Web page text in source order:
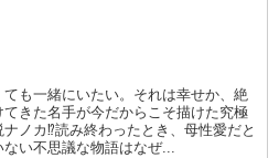
も一緒にいたい。それは幸せか、絶
きた名手が今だからこそ描けた究極
ノカ⁉読み終わったとき、母性愛だと
い不思議な物語はなぜ...